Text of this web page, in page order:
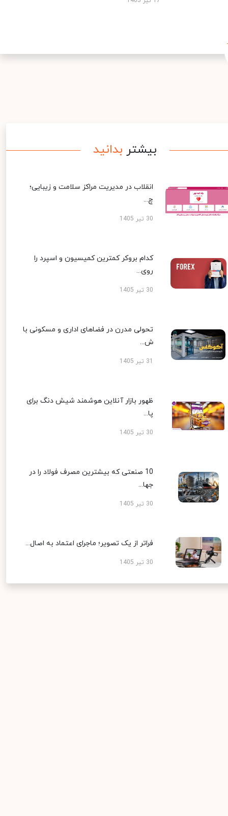
بیشتر بدانید
انقلاب در مدیریت مراکز سلامت و زیبایی؛
چ...
30 تیر 1405
کدام بروکر کمترین کمیسیون و اسپرد را
روی...
30 تیر 1405
تحولی مدرن در فضاهای اداری و مسکونی با
ش...
ظهور بازار آنلاین هوشمند شیش دنگ برای
پا...
30 تیر 1405
10 صنعتی که بیشترین مصرف فولاد را در
جها...
30 تیر 1405
فراتر از یک تصویر؛ ماجرای اعتماد به اصال...
30 تیر 1405